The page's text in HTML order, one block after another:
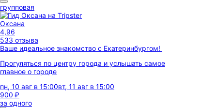
групповая
Оксана
4,96
533 отзыва
Ваше идеальное знакомство с Екатеринбургом!
Прогуляться по центру города и услышать самое
главное о городе
пн, 10 авг в 15:00вт, 11 авг в 15:00
900 ₽
за одного